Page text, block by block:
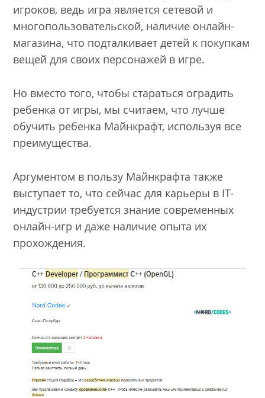
игроков, ведь игра является сетевой и
многопользовательской, наличие онлайн-
магазина, что подталкивает детей к покупкам
вещей для своих персонажей в игре.
Но вместо того, чтобы стараться оградить
ребенка от игры, мы считаем, что лучше
обучить ребенка Майнкрафт, используя все
преимущества.
Аргументом в пользу Майнкрафта также
выступает то, что сейчас для карьеры в IT-
индустрии требуется знание современных
онлайн-игр и даже наличие опыта их
прохождения.